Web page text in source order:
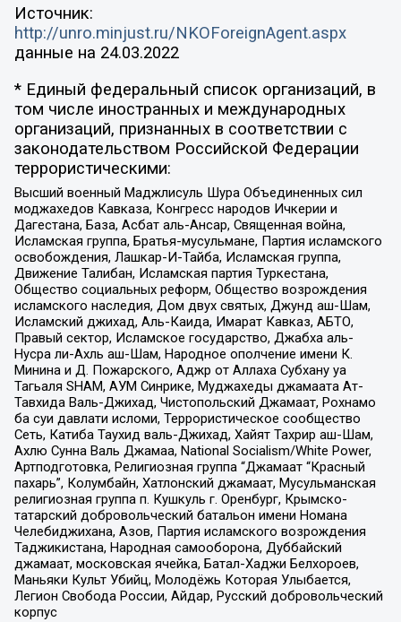
Источник:
http://unro.minjust.ru/NKOForeignAgent.aspx
данные на 24.03.2022
* Единый федеральный список организаций, в
том числе иностранных и международных
организаций, признанных в соответствии с
законодательством Российской Федерации
террористическими:
Высший военный Маджлисуль Шура Объединенных сил
моджахедов Кавказа, Конгресс народов Ичкерии и
Дагестана, База, Асбат аль-Ансар, Священная война,
Исламская группа, Братья-мусульмане, Партия исламского
освобождения, Лашкар-И-Тайба, Исламская группа,
Движение Талибан, Исламская партия Туркестана,
Общество социальных реформ, Общество возрождения
исламского наследия, Дом двух святых, Джунд аш-Шам,
Исламский джихад, Аль-Каида, Имарат Кавказ, АБТО,
Правый сектор, Исламское государство, Джабха аль-
Нусра ли-Ахль аш-Шам, Народное ополчение имени К.
Минина и Д. Пожарского, Аджр от Аллаха Субхану уа
Тагьаля SHAM, АУМ Синрике, Муджахеды джамаата Ат-
Тавхида Валь-Джихад, Чистопольский Джамаат, Рохнамо
ба суи давлати исломи, Террористическое сообщество
Сеть, Катиба Таухид валь-Джихад, Хайят Тахрир аш-Шам,
Ахлю Сунна Валь Джамаа, National Socialism/White Power,
Артподготовка, Религиозная группа “Джамаат “Красный
пахарь”, Колумбайн, Хатлонский джамаат, Мусульманская
религиозная группа п. Кушкуль г. Оренбург, Крымско-
татарский добровольческий батальон имени Номана
Челебиджихана, Азов, Партия исламского возрождения
Таджикистана, Народная самооборона, Дуббайский
джамаат, московская ячейка, Батал-Хаджи Белхороев,
Маньяки Культ Убийц, Молодёжь Которая Улыбается,
Легион Свобода России, Айдар, Русский добровольческий
корпус